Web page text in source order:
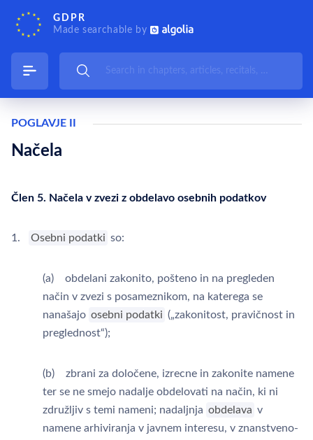
GDPR
Made searchable by
POGLAVJE II
Načela
Člen 5. Načela v zvezi z obdelavo osebnih podatkov
1. Osebni podatki so:
(a) obdelani zakonito, pošteno in na pregleden
način v zvezi s posameznikom, na katerega se
nanašajo osebni podatki („zakonitost, pravičnost in
preglednost“);
(b) zbrani za določene, izrecne in zakonite namene
ter se ne smejo nadalje obdelovati na način, ki ni
združljiv s temi nameni; nadaljnja obdelava v
namene arhiviranja v javnem interesu, v znanstveno-